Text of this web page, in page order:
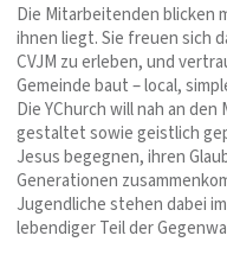
Die Mitarbeitenden blicken
ihnen liegt. Sie freuen sich
CVJM zu erleben, und
Gemeinde baut – local,
Die YChurch will nah an
gestaltet sowie geistlich
Jesus begegnen, ihren
Generationen
Jugendliche stehen dabei
lebendiger Teil der